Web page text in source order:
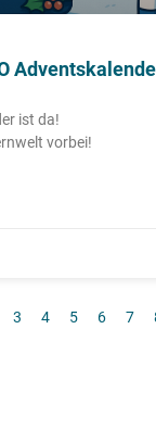
ist da!
vorbei!
3 4 5 6 7